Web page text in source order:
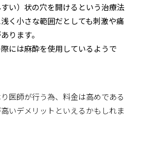
い）状の穴を開けるという治療法
く小さな範囲だとしても刺激や痛
ります。
には麻酔を使用しているようで
医師が行う為、料金は高めである
いデメリットといえるかもしれま